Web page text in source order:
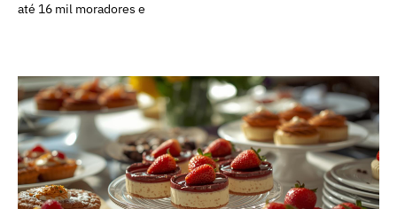
até 16 mil moradores e